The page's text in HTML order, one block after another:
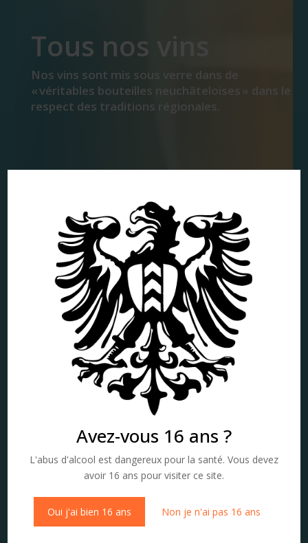
Avez-vous 16 ans ?
L'abus d'alcool est dangereux pour la santé. Vous devez
avoir 16 ans pour visiter ce site.
Oui j'ai bien 16 ans Non je n'ai pas 16 ans
Tous nos vins
Nos vins sont mis sous verre dans de
« véritables bouteilles neuchâteloises » dans le
respect des traditions régionales.